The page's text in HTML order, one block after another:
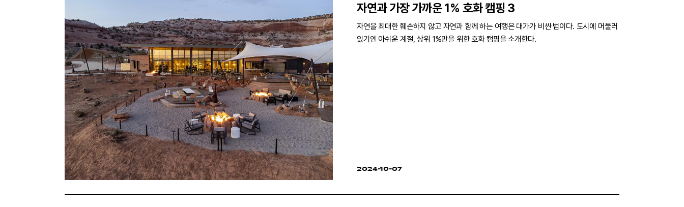
자연과 가장 가까운 1% 호화 캠핑 3
자연을 최대한 훼손하지 않고 자연과 함께 하는 여행은 대가가 비싼 법이다. 도시에 머물러
있기엔 아쉬운 계절, 상위 1%만을 위한 호화 캠핑을 소개한다.
2024-10-07